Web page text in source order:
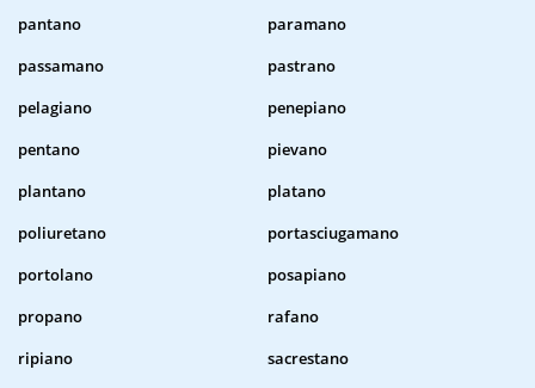
pantano
paramano
passamano
pastrano
pelagiano
penepiano
pentano
pievano
plantano
platano
poliuretano
portasciugamano
portolano
posapiano
propano
rafano
ripiano
sacrestano